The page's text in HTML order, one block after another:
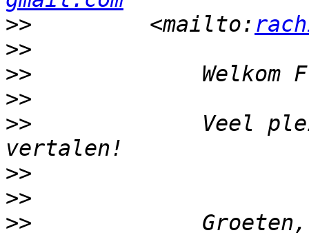
>>
         <mailto:
>>
>>
>>
>>
Veel
>>
>>
>>